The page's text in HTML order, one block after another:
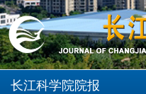
长江科学院院报